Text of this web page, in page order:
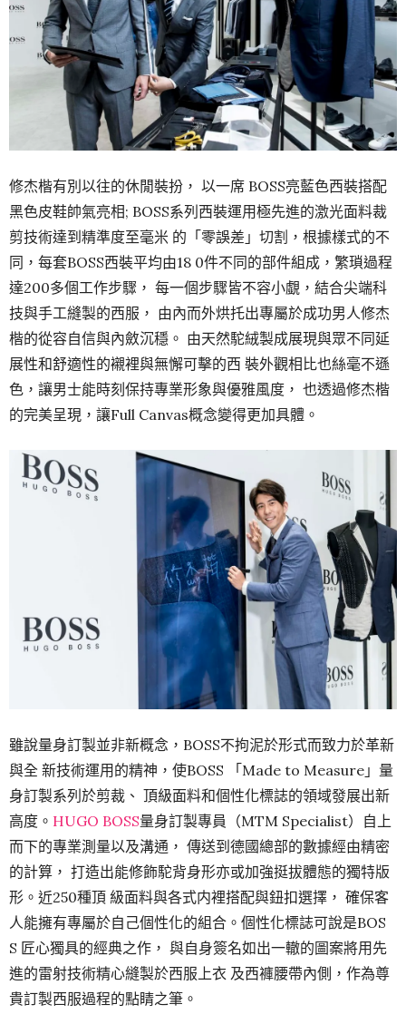
修杰楷有別以往的休閒裝扮， 以一席 BOSS亮藍色西裝搭配
黑色皮鞋帥氣亮相; BOSS系列西裝運用極先進的激光面料裁
剪技術達到精準度至毫米 的「零誤差」切割，根據樣式的不
同，每套BOSS西裝平均由18 0件不同的部件組成，繁瑣過程
達200多個工作步驟， 每一個步驟皆不容小覷，結合尖端科
技與手工縫製的西服， 由內而外烘托出專屬於成功男人修杰
楷的從容自信與內斂沉穩。 由天然駝絨製成展現與眾不同延
展性和舒適性的襯裡與無懈可擊的西 裝外觀相比也絲毫不遜
色，讓男士能時刻保持專業形象與優雅風度， 也透過修杰楷
的完美呈現，讓Full Canvas概念變得更加具體。
雖說量身訂製並非新概念，BOSS不拘泥於形式而致力於革新
與全 新技術運用的精神，使BOSS 「Made to Measure」量
身訂製系列於剪裁、 頂級面料和個性化標誌的領域發展出新
高度。 HUGO BOSS量身訂製專員（MTM Specialist）自上
而下的專業測量以及溝通， 傳送到德國總部的數據經由精密
的計算， 打造出能修飾駝背身形亦或加強挺拔體態的獨特版
形。近250種頂 級面料與各式内裡搭配與鈕扣選擇， 確保客
人能擁有專屬於自己個性化的組合。個性化標誌可說是BOS
S 匠心獨具的經典之作， 與自身簽名如出一轍的圖案將用先
進的雷射技術精心縫製於西服上衣 及西褲腰帶內側，作為尊
貴訂製西服過程的點睛之筆。